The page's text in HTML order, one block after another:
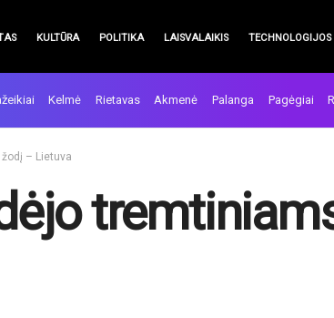
KULTŪRA POLITIKA LAISVALAIKIS TECHNOLOGIJOS
Kelmė Rietavas Akmenė Palanga Pagėgiai
– Lietuva